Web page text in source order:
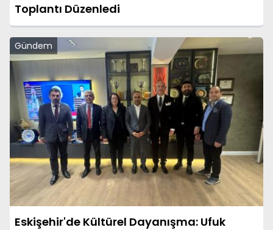
Toplantı Düzenledi
Gündem
Eskişehir'de Kültürel Dayanışma: Ufuk